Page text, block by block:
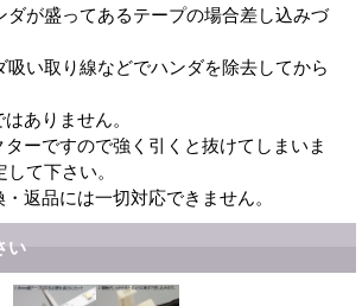
が盛ってあるテープの場合差し込みづ
い取り線などでハンダを除去してから
ありません。
ーですので強く引くと抜けてしまいま
て下さい。
返品には一切対応できません。
い